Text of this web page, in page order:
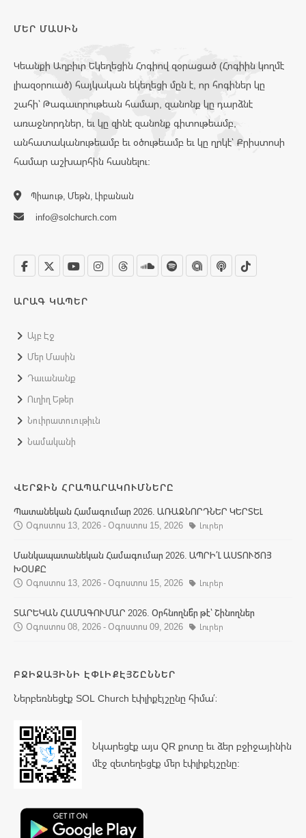
ՄԵՐ ՄԱՍԻՆ
Կեանքի Աղբիւր Եկեղեցին Հոգիով զօրացած (Հոգիին կողմէ
լիազօրուած) հայկական եկեղեցի մըն է, որ հոգիներ կը
շահի՝ Թագաւորութեան համար, զանոնք կը դարձնէ
առաջնորդներ, եւ կը զինէ զանոնք գիտութեամբ,
անհատականութեամբ եւ օծութեամբ եւ կը ղրկէ՝ Քրիստոսի
համար աշխարհին հասնելու:
Պիաութ, Մեթն, Լիբանան
info@solchurch.com
ԱՐԱԳ ԿԱՊԵՐ
Այբ Էջ
Մեր Մասին
Դաւանանք
Ուղիղ Եթեր
Նուիրատուութիւն
Նամականի
ՎԵՐՋԻՆ ՀՐԱՊԱՐԱԿՈՒՄՆԵՐԸ
Պատանեկան Համագումար 2026. ԱՌԱՋՆՈՐԴՆԵՐ ԿԵՐՏԵԼ
Օգոստոս 13, 2026 - Օգոստոս 15, 2026
Լուրեր
Մանկապատանեկան Համագումար 2026. ԱՊՐԻ՛Լ ԱՍՏՈՒԾՈՅ
ԽՕՍՔԸ
Օգոստոս 13, 2026 - Օգոստոս 15, 2026
Լուրեր
ՏԱՐԵԿԱՆ ՀԱՄԱԳՈՒՄԱՐ 2026. Օրհնողնե՞ր թէ՝ Շինողներ
Օգոստոս 08, 2026 - Օգոստոս 09, 2026
Լուրեր
ԲՋԻՋԱՅԻՆԻ ԷՓԼԻՔԷՅՇԸՆՆԵՐ
Ներբեռնեցէք SOL Church էփլիքէյշընը հիմա՛։
Նկարեցէք այս QR քոտը եւ ձեր բջիջայինին
մէջ զետեղեցէք մեր էփլիքէյշընը: